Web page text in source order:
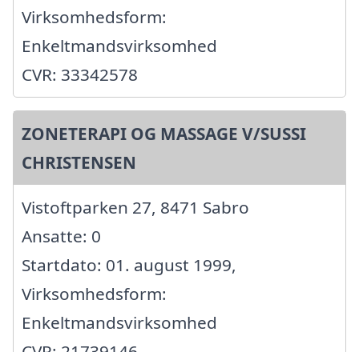
Virksomhedsform:
Enkeltmandsvirksomhed
CVR: 33342578
ZONETERAPI OG MASSAGE V/SUSSI
CHRISTENSEN
Vistoftparken 27, 8471 Sabro
Ansatte: 0
Startdato: 01. august 1999,
Virksomhedsform:
Enkeltmandsvirksomhed